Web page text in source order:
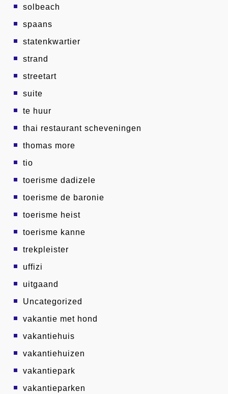
solbeach
spaans
statenkwartier
strand
streetart
suite
te huur
thai restaurant scheveningen
thomas more
tio
toerisme dadizele
toerisme de baronie
toerisme heist
toerisme kanne
trekpleister
uffizi
uitgaand
Uncategorized
vakantie met hond
vakantiehuis
vakantiehuizen
vakantiepark
vakantieparken